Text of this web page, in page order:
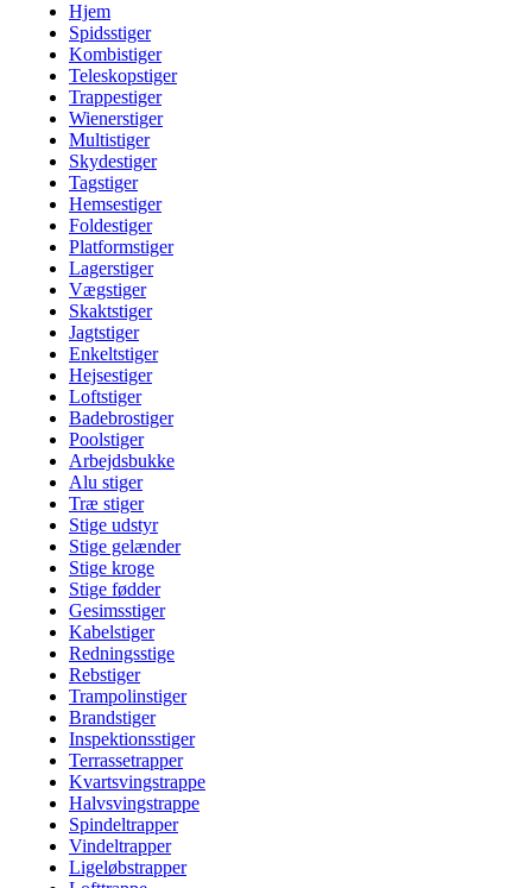
Hjem
Spidsstiger
Kombistiger
Teleskopstiger
Trappestiger
Wienerstiger
Multistiger
Skydestiger
Tagstiger
Hemsestiger
Foldestiger
Platformstiger
Lagerstiger
Vægstiger
Skaktstiger
Jagtstiger
Enkeltstiger
Hejsestiger
Loftstiger
Badebrostiger
Poolstiger
Arbejdsbukke
Alu stiger
Træ stiger
Stige udstyr
Stige gelænder
Stige kroge
Stige fødder
Gesimsstiger
Kabelstiger
Redningsstige
Rebstiger
Trampolinstiger
Brandstiger
Inspektionsstiger
Terrassetrapper
Kvartsvingstrappe
Halvsvingstrappe
Spindeltrapper
Vindeltrapper
Ligeløbstrapper